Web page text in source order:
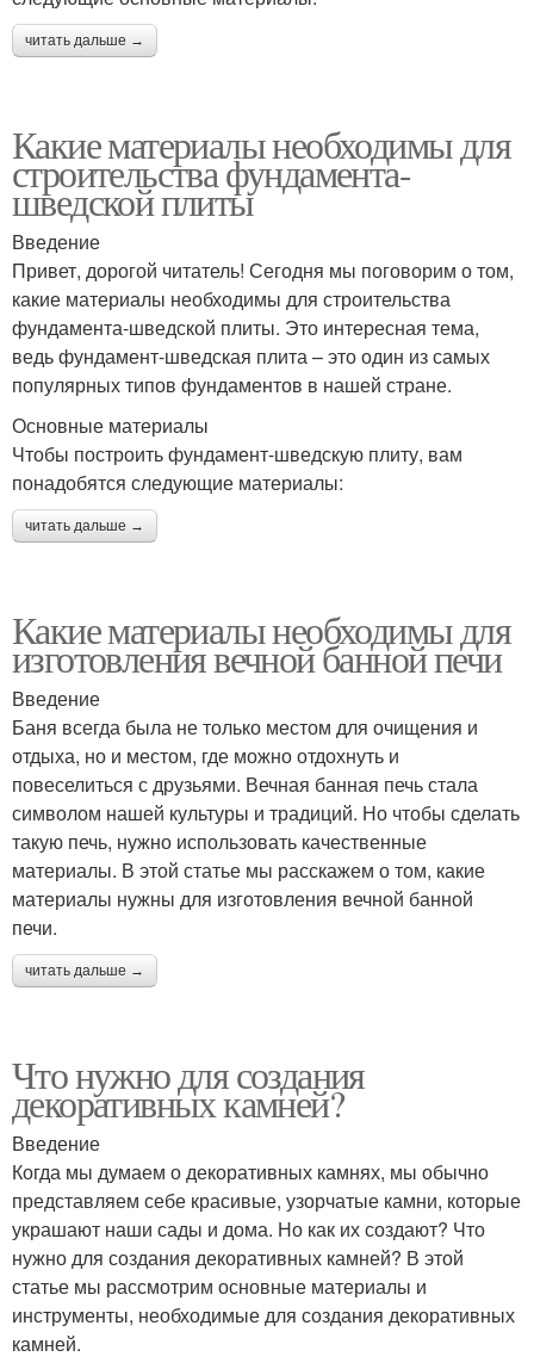
читать дальше →
Какие материалы необходимы для
строительства фундамента-
шведской плиты
Введение
Привет, дорогой читатель! Сегодня мы поговорим о том,
какие материалы необходимы для строительства
фундамента-шведской плиты. Это интересная тема,
ведь фундамент-шведская плита – это один из самых
популярных типов фундаментов в нашей стране.
Основные материалы
Чтобы построить фундамент-шведскую плиту, вам
понадобятся следующие материалы:
читать дальше →
Какие материалы необходимы для
изготовления вечной банной печи
Введение
Баня всегда была не только местом для очищения и
отдыха, но и местом, где можно отдохнуть и
повеселиться с друзьями. Вечная банная печь стала
символом нашей культуры и традиций. Но чтобы сделать
такую печь, нужно использовать качественные
материалы. В этой статье мы расскажем о том, какие
материалы нужны для изготовления вечной банной
печи.
читать дальше →
Что нужно для создания
декоративных камней?
Введение
Когда мы думаем о декоративных камнях, мы обычно
представляем себе красивые, узорчатые камни, которые
украшают наши сады и дома. Но как их создают? Что
нужно для создания декоративных камней? В этой
статье мы рассмотрим основные материалы и
инструменты, необходимые для создания декоративных
камней.